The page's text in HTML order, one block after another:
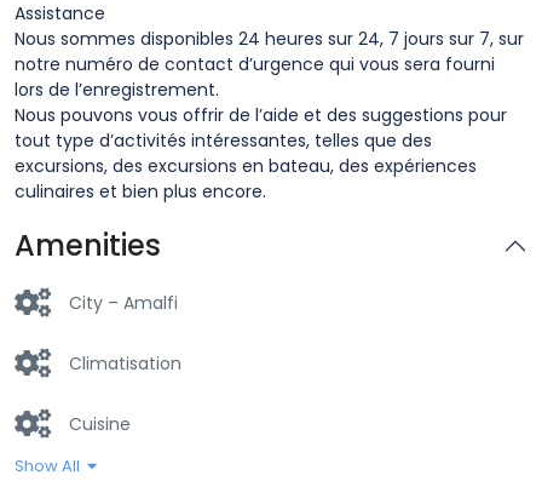
Assistance
Nous sommes disponibles 24 heures sur 24, 7 jours sur 7, sur
notre numéro de contact d’urgence qui vous sera fourni
lors de l’enregistrement.
Nous pouvons vous offrir de l’aide et des suggestions pour
tout type d’activités intéressantes, telles que des
excursions, des excursions en bateau, des expériences
culinaires et bien plus encore.
Amenities
City – Amalfi
Climatisation
Cuisine
Show All